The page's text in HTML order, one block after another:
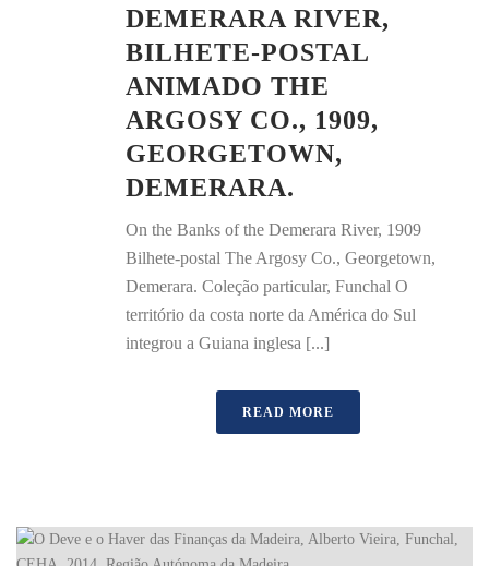
DEMERARA RIVER,
BILHETE-POSTAL
ANIMADO THE
ARGOSY CO., 1909,
GEORGETOWN,
DEMERARA.
On the Banks of the Demerara River, 1909
Bilhete-postal The Argosy Co., Georgetown,
Demerara. Coleção particular, Funchal O
território da costa norte da América do Sul
integrou a Guiana inglesa [...]
READ MORE